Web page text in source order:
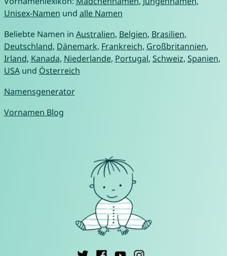
Unisex-Namen und alle Namen
Beliebte Namen in Australien, Belgien, Brasilien,
Deutschland, Dänemark, Frankreich, Großbritannien,
Irland, Kanada, Niederlande, Portugal, Schweiz, Spanien,
USAund Österreich
Namensgenerator
Vornamen Blog